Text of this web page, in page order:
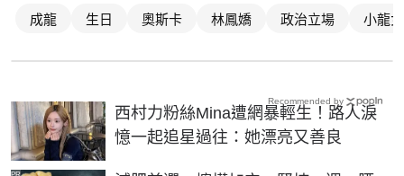
成龍 生日 奧斯卡 林鳳嬌 政治立場 小龍女
西村力粉絲Mina遭網暴輕生！路人淚
憶一起追星過往：她漂亮又善良
PR
Recommended by